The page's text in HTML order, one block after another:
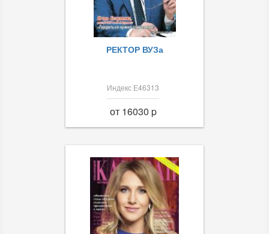
РЕКТОР ВУЗа
Индекс Е46313
от 16030 p